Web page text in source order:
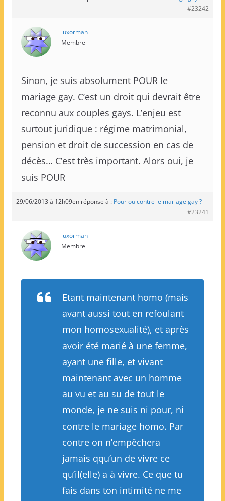
#23242
luxorman
Membre
Sinon, je suis absolument POUR le
mariage gay. C’est un droit qui devrait être
reconnu aux couples gays. L’enjeu est
surtout juridique : régime matrimonial,
pension et droit de succession en cas de
décès… C’est très important. Alors oui, je
suis POUR
29/06/2013 à 12h09en réponse à : Pour ou contre le mariage gay ?
#23241
luxorman
Membre
Etant maintenant homo (mais
avant aussi tout en refoulant
mon homosexualité), et après
avoir été marié à une femme,
ayant une fille, et vivant
maintenant avec un homme
au vu et au su de tout le
monde, je ne suis ni pour, ni
contre le mariage homo. Par
contre on n’empêchera
jamais qqu’un de vivre ce
qu’il(elle) a à vivre. Ce que tu
fais dans ton intimité ne me